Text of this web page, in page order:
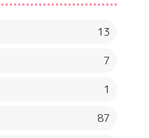
13
7
1
87